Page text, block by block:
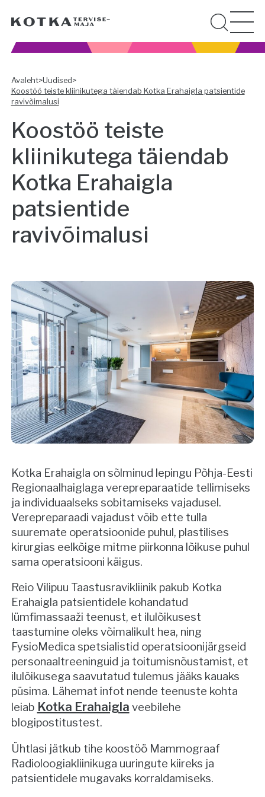
Avaleht>Uudised>
Koostöö teiste kliinikutega täiendab Kotka Erahaigla patsientide
ravivõimalusi
Koostöö teiste
kliinikutega täiendab
Kotka Erahaigla
patsientide
ravivõimalusi
Kotka Erahaigla on sõlminud lepingu Põhja-Eesti
Regionaalhaiglaga verepreparaatide tellimiseks
ja individuaalseks sobitamiseks vajadusel.
Verepreparaadi vajadust võib ette tulla
suuremate operatsioonide puhul, plastilises
kirurgias eelkõige mitme piirkonna lõikuse puhul
sama operatsiooni käigus.
Reio Vilipuu Taastusravikliinik pakub Kotka
Erahaigla patsientidele kohandatud
lümfimassaaži teenust, et ilulõikusest
taastumine oleks võimalikult hea, ning
FysioMedica spetsialistid operatsioonijärgseid
personaaltreeninguid ja toitumisnõustamist, et
ilulõikusega saavutatud tulemus jääks kauaks
püsima. Lähemat infot nende teenuste kohta
leiab Kotka Erahaigla veebilehe
blogipostitustest.
Ühtlasi jätkub tihe koostöö Mammograaf
Radioloogiakliinikuga uuringute kiireks ja
patsientidele mugavaks korraldamiseks.